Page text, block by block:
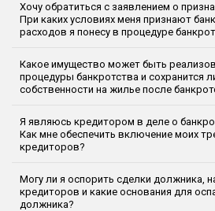
Хочу обратиться с заявлением о
При каких условиях меня признают
расходов я понесу в процедуре
Какое имущество может быть
процедуры банкротства и сохранится
собственности на жилье после
Я являюсь кредитором в деле о
Как мне обеспечить включение моих
кредиторов?
Могу ли я оспорить сделки должника,
кредиторов и какие основания для
должника?